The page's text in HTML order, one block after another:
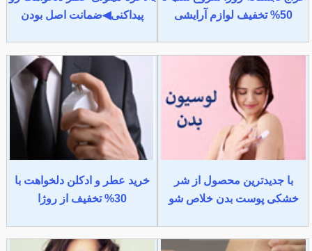
50% تخفیف لوازم آرایشی
پیداکنی◀ضمانت اصل بودن
با جدیدترین محصول از شر
خشکی پوست بدن خلاص شو
خرید عطر و ادکلن دلخواهت با
30% تخفیف از روژا